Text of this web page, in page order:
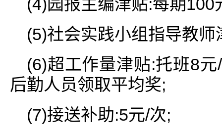
(4)园报主编津贴:每期100
(5)社会实践小组指导教
(6)超工作量津贴:托班8
后勤人员领取平均奖;
(7)接送补助:5元/次;